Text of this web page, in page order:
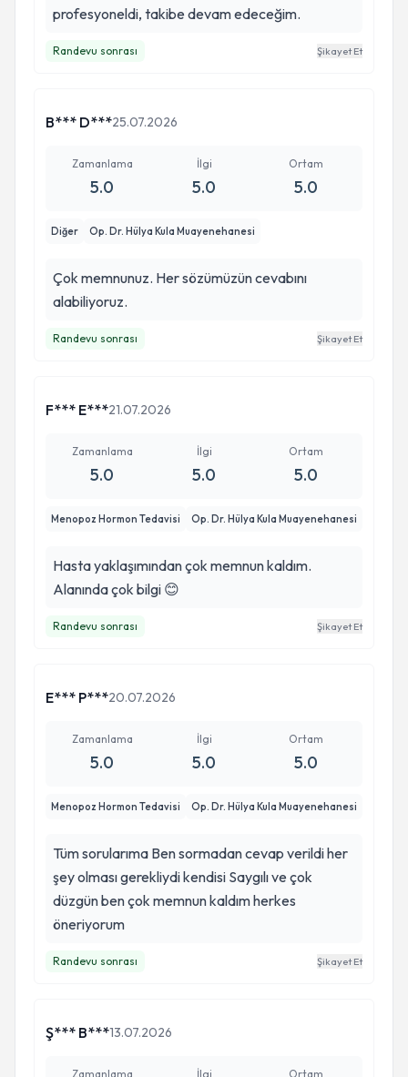
profesyoneldi, takibe devam edeceğim.
Randevu sonrası Şikayet Et
B*** D***25.07.2026
Zamanlama
5.0
İlgi
5.0
Ortam
5.0
Diğer Op. Dr. Hülya Kula Muayenehanesi
Çok memnunuz. Her sözümüzün cevabını
alabiliyoruz.
Randevu sonrası Şikayet Et
F*** E***21.07.2026
Zamanlama
5.0
İlgi
5.0
Ortam
5.0
Menopoz Hormon Tedavisi Op. Dr. Hülya Kula Muayenehanesi
Hasta yaklaşımından çok memnun kaldım.
Alanında çok bilgi 😊
Randevu sonrası Şikayet Et
E*** P***20.07.2026
Zamanlama
5.0
İlgi
5.0
Ortam
5.0
Menopoz Hormon Tedavisi Op. Dr. Hülya Kula Muayenehanesi
Tüm sorularıma Ben sormadan cevap verildi her
şey olması gerekliydi kendisi Saygılı ve çok
düzgün ben çok memnun kaldım herkes
öneriyorum
Randevu sonrası Şikayet Et
Ş*** B***13.07.2026
Zamanlama İlgi Ortam